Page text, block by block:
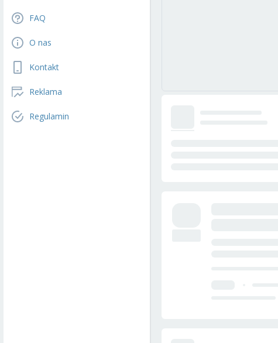
FAQ
O nas
Kontakt
Reklama
Regulamin